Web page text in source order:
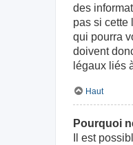
des
pas si cette
qui pourra
doivent
légaux liés
Haut
Pourquoi
Il est